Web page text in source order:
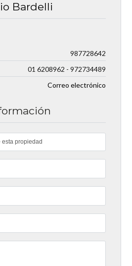
Bardelli
987728642
01 6208962 - 972734489
Correo electrónico
esta propiedad